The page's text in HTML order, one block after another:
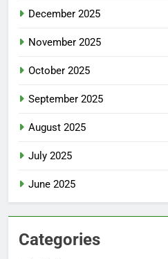
December 2025
November 2025
October 2025
September 2025
August 2025
July 2025
June 2025
Categories